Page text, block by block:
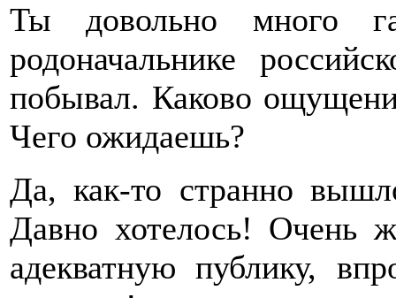
Ты довольно много
родоначальнике
побывал. Каково
Чего ожидаешь?
Да, как-то странно
Давно хотелось! Очень
адекватную публику,